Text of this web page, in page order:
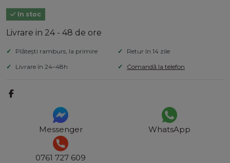
In stoc
Livrare in 24 - 48 de ore
Plătești ramburs, la primire
Retur în 14 zile
Livrare în 24–48h
Comandă la telefon
Messenger WhatsApp
0761 727 609